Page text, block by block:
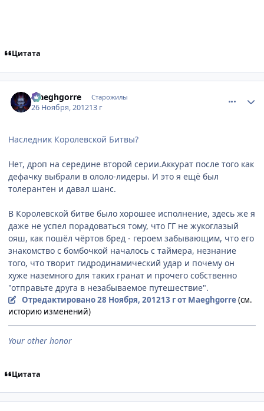
Цитата
Maeghgorre Старожилы
26 Ноября, 201213 г
Наследник Королевской Битвы?
Нет, дроп на середине второй серии.Аккурат после того как
дефачку выбрали в ололо-лидеры. И это я ещё был
толерантен и давал шанс.
В Королевской битве было хорошее исполнение, здесь же я
даже не успел порадоваться тому, что ГГ не жукоглазый
ояш, как пошёл чёртов бред - героем забывающим, что его
знакомство с бомбочкой началось с таймера, незнание
того, что творит гидродинамический удар и почему он
хуже наземного для таких гранат и прочего собственно
"отправьте друга в незабываемое путешествие".
Отредактировано28 Ноября, 201213 гот Maeghgorre(см.
историю изменений)
Your other honor
Цитата